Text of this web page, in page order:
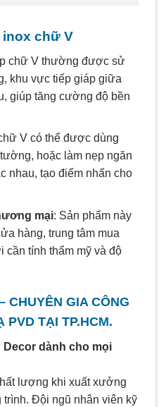
inox chữ V
chữ V thường được sử
khu vực tiếp giáp giữa
giúp tăng cường độ bền
V có thể được dùng
hoặc làm nẹp ngăn
nhau, tạo điểm nhấn cho
mại: Sản phẩm này
hàng, trung tâm mua
cần tính thẩm mỹ và độ
CHUYÊN GIA CÔNG
PVD TẠI TP.HCM.
Decor dành cho mọi
lượng khi xuất xưởng
trình. Đội ngũ nhân viên kỹ